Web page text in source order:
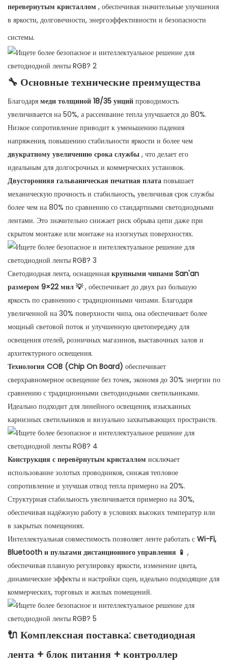
перевернутым кристаллом , обеспечивая значительные улучшения
в яркости, долговечности, энергоэффективности и безопасности
системы.
🔧 Основные технические преимущества
Благодаря меди толщиной 18/35 унций проводимость
увеличивается на 50%, а рассеивание тепла улучшается до 80%.
Низкое сопротивление приводит к уменьшению падения
напряжения, повышению стабильности яркости и более чем
двукратному увеличению срока службы , что делает его
идеальным для долгосрочных и коммерческих установок.
Двусторонняя гальваническая печатная плата повышает
механическую прочность и стабильность, увеличивая срок службы
более чем на 80% по сравнению со стандартными светодиодными
лентами. Это значительно снижает риск обрыва цепи даже при
скрытом монтаже или монтаже на изогнутых поверхностях.
Светодиодная лента, оснащенная крупными чипами San'an
размером 9×22 мил 💡, обеспечивает до двух раз большую
яркость по сравнению с традиционными чипами. Благодаря
увеличенной на 30% поверхности чипа, она обеспечивает более
мощный световой поток и улучшенную цветопередачу для
освещения отелей, розничных магазинов, выставочных залов и
архитектурного освещения.
Технология COB (Chip On Board) обеспечивает
сверхравномерное освещение без точек, экономя до 30% энергии по
сравнению с традиционными светодиодными светильниками.
Идеально подходит для линейного освещения, изысканных
карнизных светильников и визуально захватывающих пространств.
Конструкция с перевёрнутым кристаллом исключает
использование золотых проводников, снижая тепловое
сопротивление и улучшая отвод тепла примерно на 20%.
Структурная стабильность увеличивается примерно на 30%,
обеспечивая надёжную работу в условиях высоких температур или
в закрытых помещениях.
Интеллектуальная совместимость позволяет ленте работать с Wi-Fi,
Bluetooth и пультами дистанционного управления 📱 ,
обеспечивая плавную регулировку яркости, изменение цвета,
динамические эффекты и настройки сцен, идеально подходящие для
коммерческих, торговых и жилых помещений.
🔌 Комплексная поставка: светодиодная
лента + блок питания + контроллер